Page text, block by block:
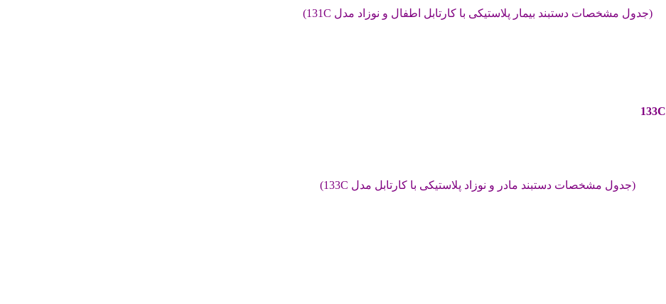
(جدول مشخصات دستبند بیمار پلاستیکی با کارتابل اطفال و نوزاد مدل 131C)
133C
(جدول مشخصات دستبند مادر و نوزاد پلاستیکی با کارتابل مدل 133C)